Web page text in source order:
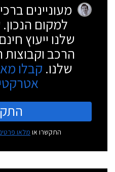
מעוניינים
למקום
שלנו ייעוץ
הרכב
שלנו. קבלו
התקשרו או מלאו